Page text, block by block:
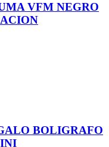
VFM NEGRO
BOLIGRAFO